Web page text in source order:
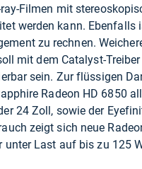
Filmen mit
werden kann.
zu rechnen.
mit dem Catalyst-
sein. Zur flüssigen
Radeon HD 6850
24 Zoll, sowie der
zeigt sich neue
Last auf bis zu 125